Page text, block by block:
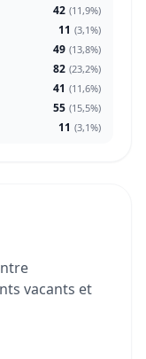
42 (11,9%)
11 (3,1%)
49 (13,8%)
82 (23,2%)
41 (11,6%)
55 (15,5%)
11 (3,1%)
vacants et